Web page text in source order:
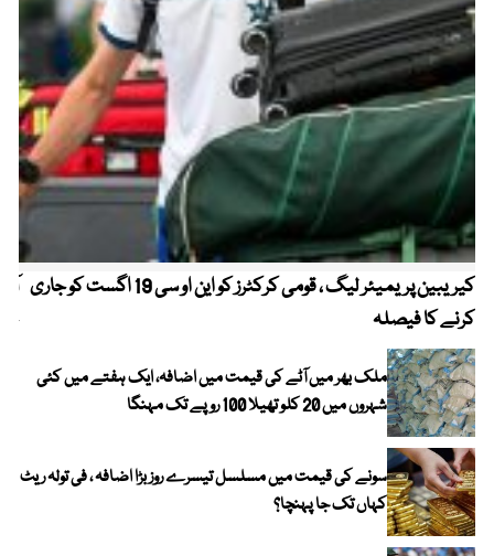
کیریبین پریمیئر لیگ ، قومی کرکٹرز کو این او سی 19 اگست کو جاری
کرنے کا فیصلہ
ملک بھر میں آٹے کی قیمت میں اضافہ، ایک ہفتے میں کئی
شہروں میں 20 کلو تھیلا 100 روپے تک مہنگا
سونے کی قیمت میں مسلسل تیسرے روز بڑا اضافہ ، فی تولہ ریٹ
کہاں تک جا پہنچا؟